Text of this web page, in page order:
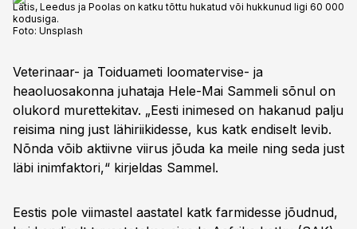
Lätis, Leedus ja Poolas on katku tõttu hukatud või hukkunud ligi 60 000
kodusiga.
Foto: Unsplash
Veterinaar- ja Toiduameti loomatervise- ja
heaoluosakonna juhataja Hele-Mai Sammeli sõnul on
olukord murettekitav. „Eesti inimesed on hakanud palju
reisima ning just lähiriikidesse, kus katk endiselt levib.
Nõnda võib aktiivne viirus jõuda ka meile ning seda just
läbi inimfaktori,“ kirjeldas Sammel.
Eestis pole viimastel aastatel katk farmidesse jõudnud,